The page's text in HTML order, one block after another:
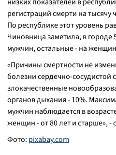
регистраций смерти на тысячу
По республике этот уровень
Чиновница заметила, в городе
мужчин, остальные - на
«Причины смертности не
болезни сердечно-сосудистой
злокачественные
органов дыхания - 10%.
мужчин наблюдается в
женщин - от 80 лет и старше», -
Фото: pixabay.com